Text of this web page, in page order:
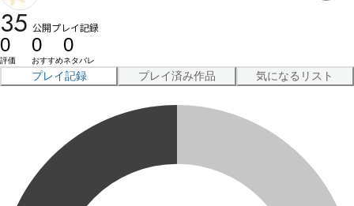
35 公開プレイ記録
0
評価
0
おすすめ
0
ネタバレ
プレイ記録 プレイ済み作品 気になるリスト